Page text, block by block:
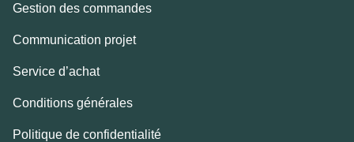
Gestion des commandes
Communication projet
Service d’achat
Conditions générales
Politique de confidentialité